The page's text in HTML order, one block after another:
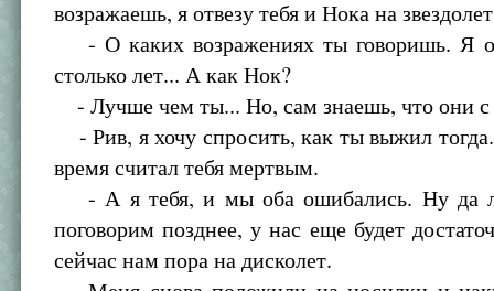
возражаешь, я отвезу тебя и Нока на
- О каких возражениях ты говоришь. Я
столько лет... А как Нок?
- Лучше чем ты... Но, сам знаешь, что они с
- Рив, я хочу спросить, как ты выжил
время считал тебя мертвым.
- А я тебя, и мы оба ошибались. Ну да
поговорим позднее, у нас еще будет
сейчас нам пора на дисколет.